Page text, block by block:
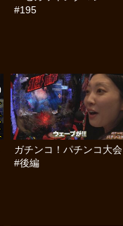
#195
ガチンコ！パチンコ大会
#後編